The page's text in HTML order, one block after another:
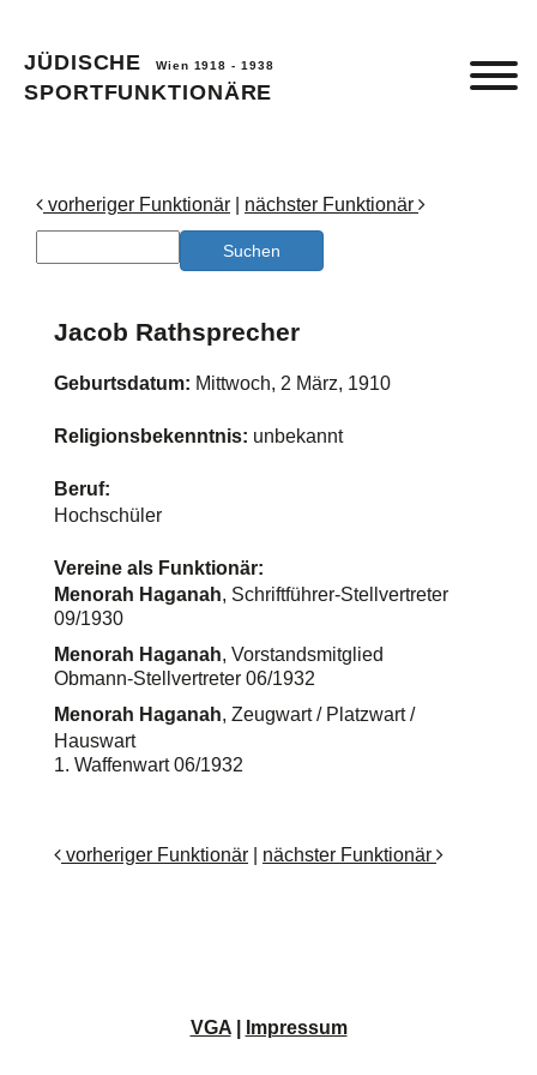
JÜDISCHE Wien 1918 - 1938
SPORTFUNKTIONÄRE
vorheriger Funktionär nächster Funktionär
Jacob Rathsprecher
Geburtsdatum: Mittwoch, 2 März, 1910
Religionsbekenntnis: unbekannt
Beruf:
Hochschüler
Vereine als Funktionär:
Menorah Haganah, Schriftführer-Stellvertreter
09/1930
Menorah Haganah, Vorstandsmitglied
Obmann-Stellvertreter 06/1932
Menorah Haganah, Zeugwart / Platzwart /
Hauswart
1. Waffenwart 06/1932
vorheriger Funktionär nächster Funktionär
VGA| Impressum